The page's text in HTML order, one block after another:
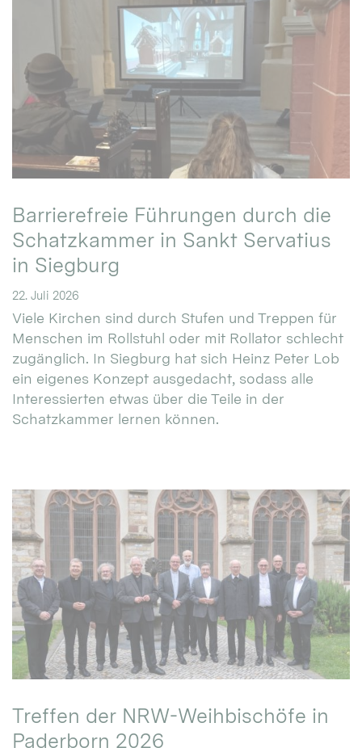
Barrierefreie Führungen durch die
Schatzkammer in Sankt Servatius
in Siegburg
22. Juli 2026
Viele Kirchen sind durch Stufen und Treppen für
Menschen im Rollstuhl oder mit Rollator schlecht
zugänglich. In Siegburg hat sich Heinz Peter Lob
ein eigenes Konzept ausgedacht, sodass alle
Interessierten etwas über die Teile in der
Schatzkammer lernen können.
Treffen der NRW-Weihbischöfe in
Paderborn 2026